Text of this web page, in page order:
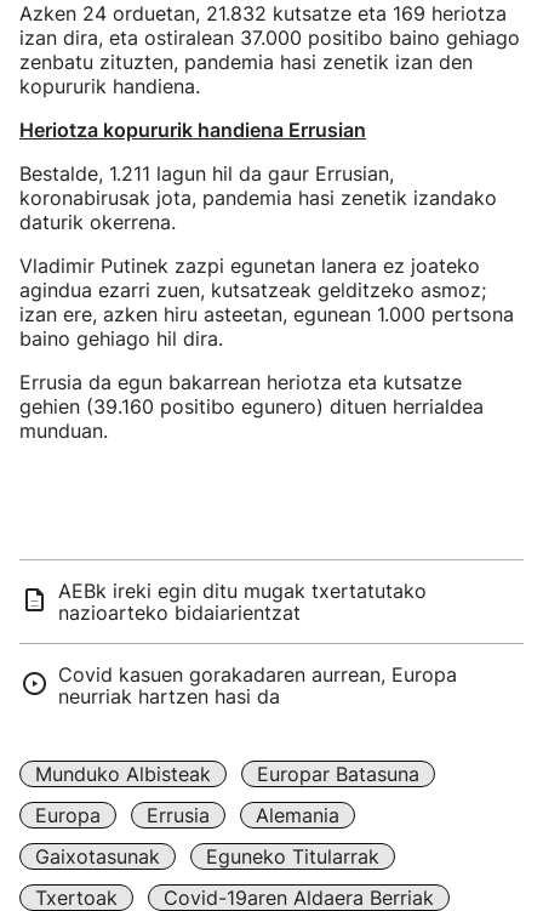
Azken 24 orduetan, 21.832 kutsatze eta 169 heriotza
izan dira, eta ostiralean 37.000 positibo baino gehiago
zenbatu zituzten, pandemia hasi zenetik izan den
kopururik handiena.
Heriotza kopururik handiena Errusian
Bestalde, 1.211 lagun hil da gaur Errusian,
koronabirusak jota, pandemia hasi zenetik izandako
daturik okerrena.
Vladimir Putinek zazpi egunetan lanera ez joateko
agindua ezarri zuen, kutsatzeak gelditzeko asmoz;
izan ere, azken hiru asteetan, egunean 1.000 pertsona
baino gehiago hil dira.
Errusia da egun bakarrean heriotza eta kutsatze
gehien (39.160 positibo egunero) dituen herrialdea
munduan.
AEBk ireki egin ditu mugak txertatutako
nazioarteko bidaiarientzat
Covid kasuen gorakadaren aurrean, Europa
neurriak hartzen hasi da
Munduko Albisteak
Europar Batasuna
Europa
Errusia
Alemania
Gaixotasunak
Eguneko Titularrak
Txertoak
Covid-19aren Aldaera Berriak